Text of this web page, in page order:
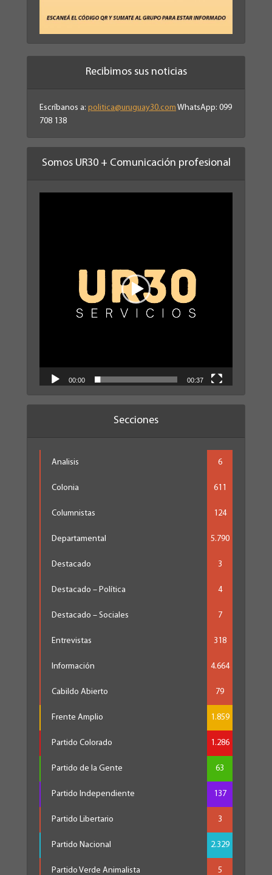
Recibimos sus noticias
Escríbanos a: politica@uruguay30.com WhatsApp: 099
708 138
Somos UR30 + Comunicación profesional
00:00 00:37
Secciones
Analisis 6
Colonia 611
Columnistas 124
Departamental 5.790
Destacado 3
Destacado – Política 4
Destacado – Sociales 7
Entrevistas 318
Información 4.664
Cabildo Abierto 79
Frente Amplio 1.859
Partido Colorado 1.286
Partido de la Gente 63
Partido Independiente 137
Partido Libertario 3
Partido Nacional 2.329
Partido Verde Animalista 5